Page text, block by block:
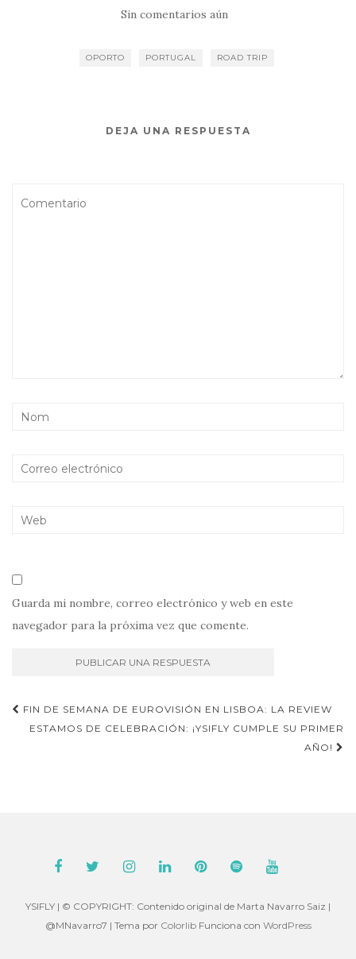
Sin comentarios aún
OPORTO PORTUGAL ROAD TRIP
DEJA UNA RESPUESTA
Guarda mi nombre, correo electrónico y web en este
navegador para la próxima vez que comente.
Navegación
de
FIN DE SEMANA DE EUROVISIÓN EN LISBOA: LA REVIEW
ESTAMOS DE CELEBRACIÓN: ¡YSIFLY CUMPLE SU PRIMER
AÑO!
YSIFLY | © COPYRIGHT: Contenido original de Marta Navarro Saiz |
@MNavarro7 | Tema por ColorlibFunciona con WordPress